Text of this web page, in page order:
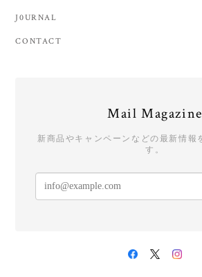
J0URNAL
CONTACT
Mail Magazine
新商品やキャンペーンなどの最新情報
す。